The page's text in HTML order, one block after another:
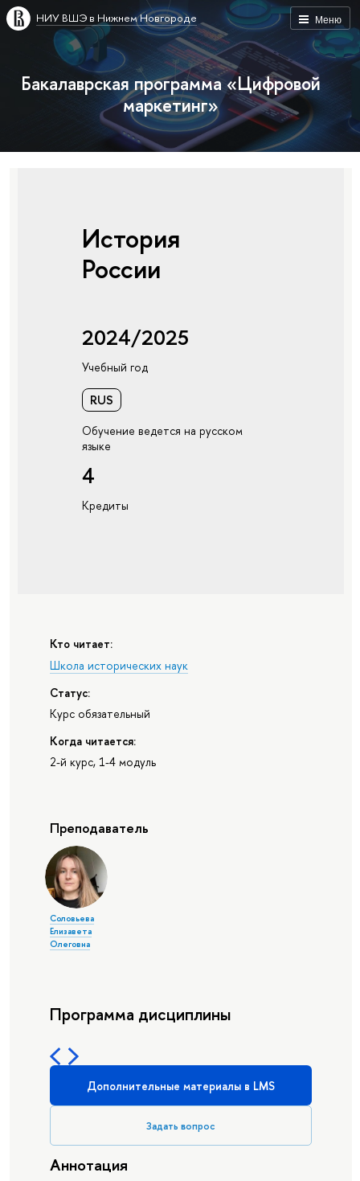
Меню
НИУ ВШЭ в Нижнем Новгороде
Бакалаврская программа «Цифровой
маркетинг»
История
России
2024/2025
Учебный год
RUS
Обучение ведется на русском
языке
4
Кредиты
Кто читает:
Школа исторических наук
Статус:
Курс обязательный
Когда читается:
2-й курс, 1-4 модуль
Преподаватель
Соловьева
Елизавета
Олеговна
Программа дисциплины
Дополнительные материалы в LMS
Задать вопрос
Аннотация